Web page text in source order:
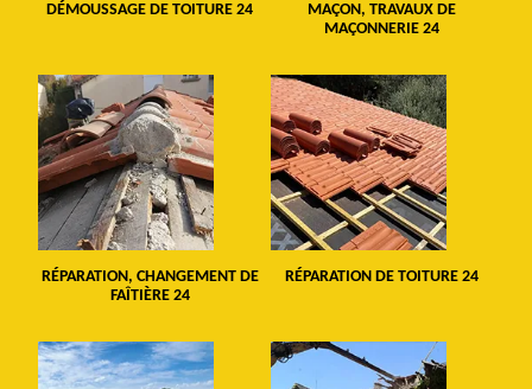
DÉMOUSSAGE DE TOITURE 24
MAÇON, TRAVAUX DE
MAÇONNERIE 24
RÉPARATION, CHANGEMENT DE
FAÎTIÈRE 24
RÉPARATION DE TOITURE 24